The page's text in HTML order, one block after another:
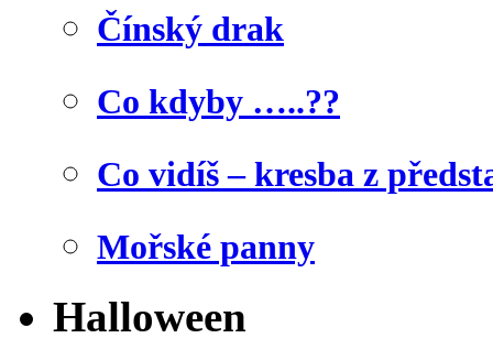
Čínský drak
Co kdyby …..??
Co vidíš – kresba z
Mořské panny
Halloween